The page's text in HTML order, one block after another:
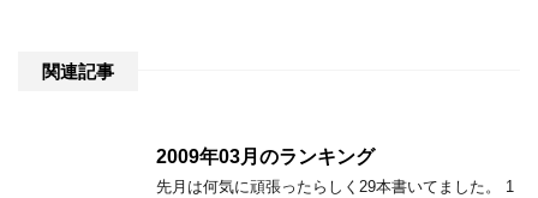
関連記事
2009年03月のランキング
先月は何気に頑張ったらしく29本書いてました。 1